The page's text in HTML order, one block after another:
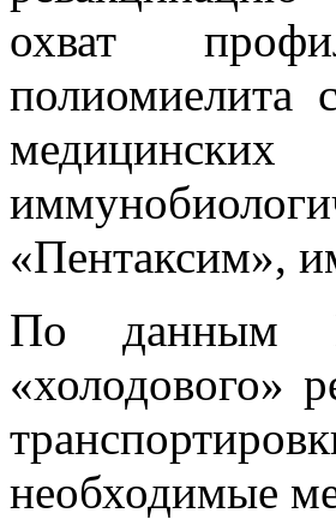
охват
полиомиелита
«Пентаксим»,
По данным
«холодового»
необходимые